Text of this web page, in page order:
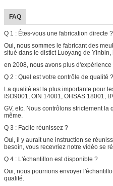
FAQ
Q 1 : Êtes-vous une fabrication directe ?
Oui, nous sommes le fabricant des
situé dans le distict Luoyang de
en 2008, nous avons plus d'expérience
Q 2 : Quel est votre contrôle de qualité ?
La qualité est la plus importante pour
ISO9001, OIN 14001, OHSAS 18001,
GV, etc. Nous contrôlons strictement
même.
Q 3 : Facile réunissez ?
Oui, il y aurait une instruction se
besoin, vous recevriez notre vidéo se
Q 4 : L'échantillon est disponible ?
Oui, nous pourrions envoyer
qualité.